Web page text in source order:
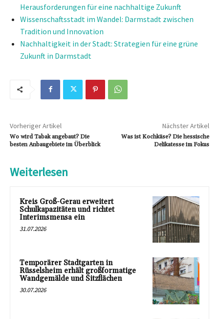
Herausforderungen für eine nachhaltige Zukunft
Wissenschaftsstadt im Wandel: Darmstadt zwischen
Tradition und Innovation
Nachhaltigkeit in der Stadt: Strategien für eine grüne
Zukunft in Darmstadt
Vorheriger Artikel
Wo wird Tabak angebaut? Die
besten Anbaugebiete im Überblick
Nächster Artikel
Was ist Kochkäse? Die hessische
Delikatesse im Fokus
Weiterlesen
Kreis Groß-Gerau erweitert
Schulkapazitäten und richtet
Interimsmensa ein
31.07.2026
Temporärer Stadtgarten in
Rüsselsheim erhält großformatige
Wandgemälde und Sitzflächen
30.07.2026